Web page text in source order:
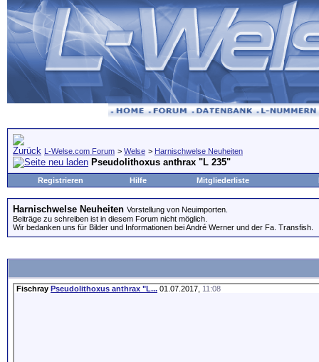
L-Welse.com Forum > Welse > Harnischwelse Neuheiten
Pseudolithoxus anthrax "L 235"
Registrieren Hilfe Mitgliederliste
Harnischwelse Neuheiten Vorstellung von Neuimporten.
Beiträge zu schreiben ist in diesem Forum nicht möglich.
Wir bedanken uns für Bilder und Informationen bei André Werner und der Fa. Transfish.
Fischray Pseudolithoxus anthrax "L... 01.07.2017, 11:08